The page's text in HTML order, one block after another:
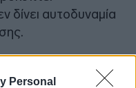
Personal
δίνει αυτοδυναμία